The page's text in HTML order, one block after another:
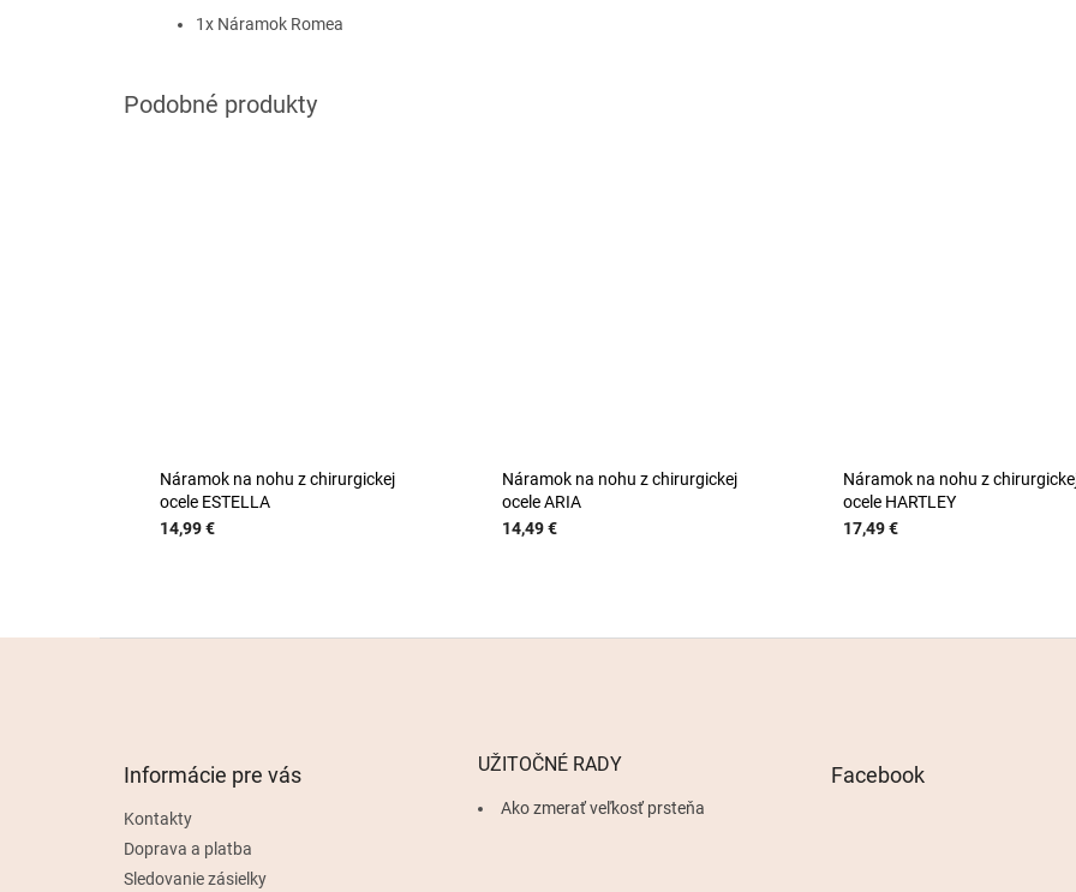
1x Náramok Romea
Náramok na nohu z chirurgickej
ocele ESTELLA
14,99 €
Náramok na nohu z chirurgickej
ocele ARIA
14,49 €
Náramok na nohu z
ocele HARTLEY
17,49 €
Informácie pre vás
Kontakty
Doprava a platba
Sledovanie zásielky
UŽITOČNÉ RADY
Ako zmerať veľkosť prsteňa
Facebook